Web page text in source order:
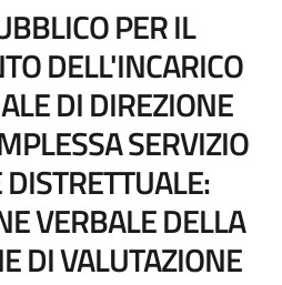
PER IL
DELL'INCARICO
DI DIREZIONE
SERVIZIO
VERBALE DELLA
DI VALUTAZIONE